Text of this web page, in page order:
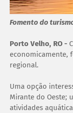
Fomento do
Porto Velho, RO -
economicamente,
regional.
Uma opção
Mirante do Oeste;
atividades